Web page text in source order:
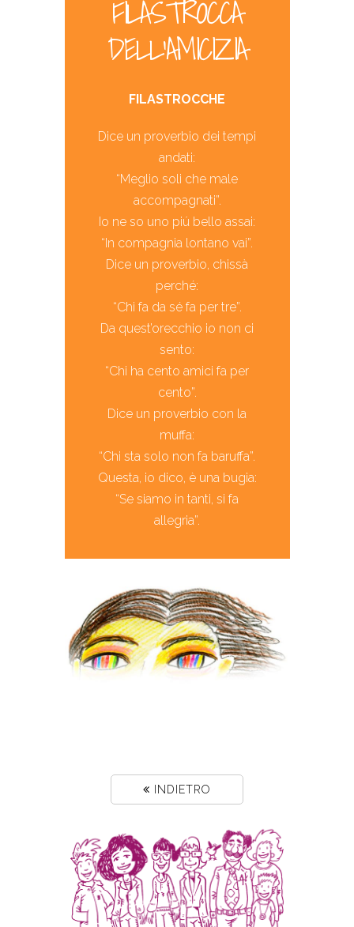
FILASTROCCA
DELL’AMICIZIA
FILASTROCCHE
Dice un proverbio dei tempi
andati:
“Meglio soli che male
accompagnati”.
Io ne so uno piú bello assai:
“In compagnia lontano vai”.
Dice un proverbio, chissà
perché:
“Chi fa da sé fa per tre”.
Da quest’orecchio io non ci
sento:
“Chi ha cento amici fa per
cento”.
Dice un proverbio con la
muffa:
“Chi sta solo non fa baruffa”.
Questa, io dico, è una bugia:
“Se siamo in tanti, si fa
allegria”.
INDIETRO